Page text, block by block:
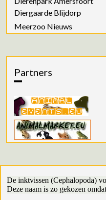
Diergaarde Blijdorp
Meerzoo Nieuws
Partners
De inktvissen (Cephalopoda)
Deze naam is zo gekozen